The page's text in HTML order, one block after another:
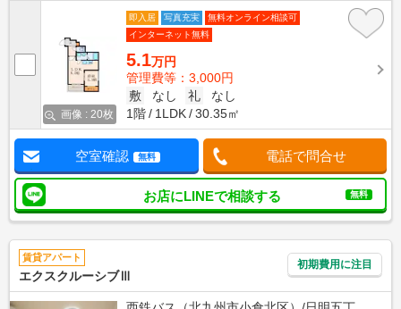
画像 : 20枚
即入居 写真充実
無料オンライン相談可
インターネット無料
5.1万円
管理費等：3,000円
敷
なし 礼
なし
1階
1LDK 30.35㎡
空室確認 無料 電話で問合せ
お店にLINEで相談する 無料
賃貸アパート
エクスクルーシブⅢ
初期費用に注目